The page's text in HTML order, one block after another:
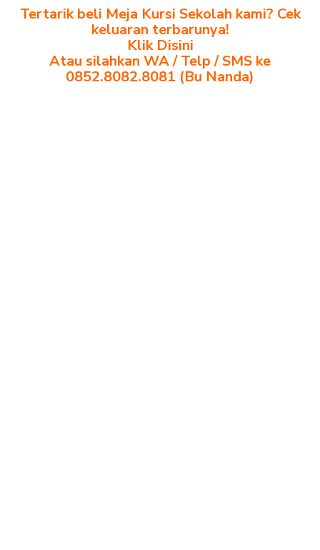
Tertarik beli Meja Kursi Sekolah kami? Cek
keluaran terbarunya!
Klik Disini
Atau silahkan WA / Telp / SMS ke
0852.8082.8081 (Bu Nanda)